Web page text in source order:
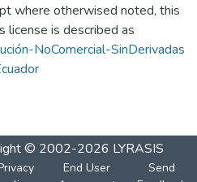
where otherwised noted, this
license is described as
NoComercial-SinDerivadas
© 2002-2026 LYRASIS
End User
Send